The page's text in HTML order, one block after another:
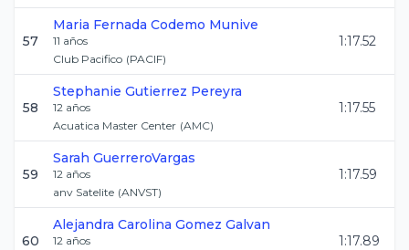
57
Maria Fernada Codemo Munive
11 años
Club Pacifico (PACIF)
1:17.52
58
Stephanie Gutierrez Pereyra
12 años
Acuatica Master Center (AMC)
1:17.55
59
Sarah GuerreroVargas
12 años
anv Satelite (ANVST)
1:17.59
60
Alejandra Carolina Gomez Galvan
12 años
1:17.89